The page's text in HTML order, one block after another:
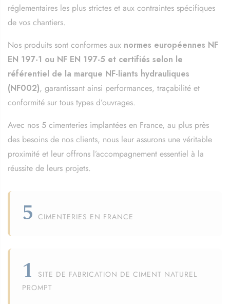
réglementaires les plus strictes et aux contraintes spécifiques
de vos chantiers.
Nos produits sont conformes aux normes européennes NF
EN 197-1 ou NF EN 197-5 et certifiés selon le
référentiel de la marque NF-liants hydrauliques
(NF002), garantissant ainsi performances, traçabilité et
conformité sur tous types d’ouvrages.
Avec nos 5 cimenteries implantées en France, au plus près
des besoins de nos clients, nous leur assurons une véritable
proximité et leur offrons l’accompagnement essentiel à la
réussite de leurs projets.
5 CIMENTERIES EN FRANCE
1
SITE DE FABRICATION DE CIMENT NATUREL
PROMPT